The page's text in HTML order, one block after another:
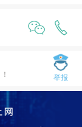
举报